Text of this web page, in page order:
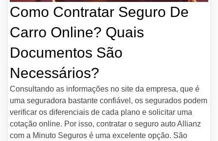
Como Contratar Seguro De
Carro Online? Quais
Documentos São
Necessários?
Consultando as informações no site da empresa, que é
uma seguradora bastante confiável, os segurados podem
verificar os diferenciais de cada plano e solicitar uma
cotação online. Por isso, contratar o seguro auto Allianz
com a Minuto Seguros é uma excelente opção. São